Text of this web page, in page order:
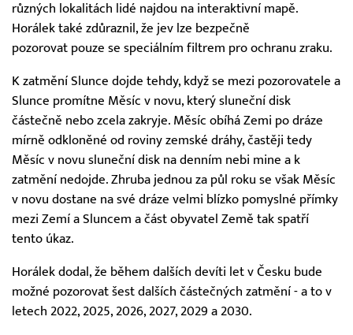
různých lokalitách lidé najdou na interaktivní mapě.
Horálek také zdůraznil, že jev lze bezpečně
pozorovat pouze se speciálním filtrem pro ochranu zraku.
K zatmění Slunce dojde tehdy, když se mezi pozorovatele a
Slunce promítne Měsíc v novu, který sluneční disk
částečně nebo zcela zakryje. Měsíc obíhá Zemi po dráze
mírně odkloněné od roviny zemské dráhy, častěji tedy
Měsíc v novu sluneční disk na denním nebi mine a k
zatmění nedojde. Zhruba jednou za půl roku se však Měsíc
v novu dostane na své dráze velmi blízko pomyslné přímky
mezi Zemí a Sluncem a část obyvatel Země tak spatří
tento úkaz.
Horálek dodal, že během dalších devíti let v Česku bude
možné pozorovat šest dalších částečných zatmění - a to v
letech 2022, 2025, 2026, 2027, 2029 a 2030.